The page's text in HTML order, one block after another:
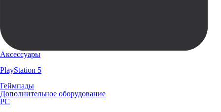
Аксессуары
PlayStation 5
Геймпады
Дополнительное оборудование
PC